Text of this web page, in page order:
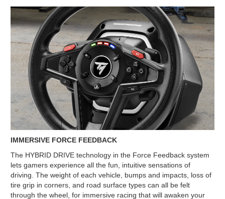
IMMERSIVE FORCE FEEDBACK
The HYBRID DRIVE technology in the Force Feedback system
lets gamers experience all the fun, intuitive sensations of
driving. The weight of each vehicle, bumps and impacts, loss of
tire grip in corners, and road surface types can all be felt
through the wheel, for immersive racing that will awaken your